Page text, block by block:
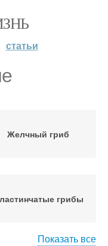
статьи
Желчный гриб
грибы
Показать все